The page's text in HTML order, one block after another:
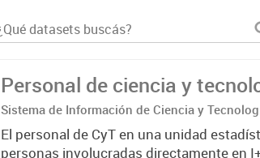
Personal de ciencia y
Sistema de Información de Ciencia y
El personal de CyT en una unidad
personas involucradas directamente en